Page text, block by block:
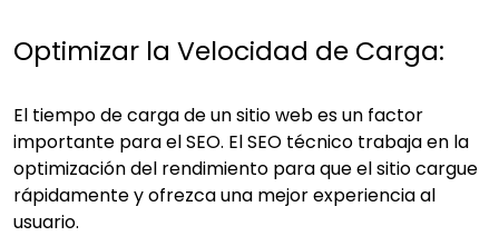
Optimizar la Velocidad de Carga:
El tiempo de carga de un sitio web es un factor
importante para el SEO. El SEO técnico trabaja en la
optimización del rendimiento para que el sitio cargue
rápidamente y ofrezca una mejor experiencia al
usuario.